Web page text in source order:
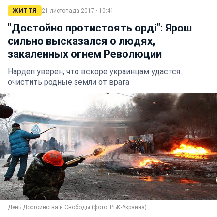
ЖИТТЯ 21 листопада 2017 · 10:41
"Достойно протистоять орді": Ярош
сильно высказался о людях,
закаленных огнем Революции
Нардеп уверен, что вскоре украинцам удастся
очистить родные земли от врага
День Достоинства и Свободы (фото: РБК-Украина)